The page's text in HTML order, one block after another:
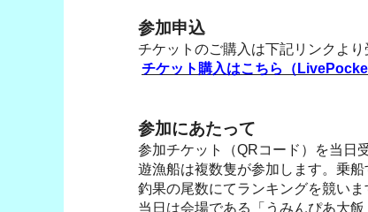
参加申込
チケットのご購入は下記リンクよ
チケット購入はこちら（LivePocket
参加にあたって
参加チケット（QRコード）を当日
遊漁船は複数隻が参加します。乗
釣果の尾数にてランキングを競い
当日は会場である「うみんぴあ大